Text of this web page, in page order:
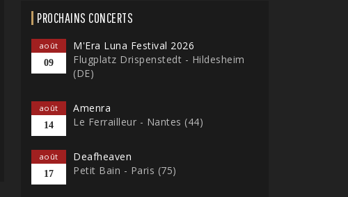
PROCHAINS CONCERTS
août
09
M'Era Luna Festival 2026
Flugplatz Drispenstedt - Hildesheim
(DE)
août
14
Amenra
Le Ferrailleur - Nantes (44)
août
17
Deafheaven
Petit Bain - Paris (75)